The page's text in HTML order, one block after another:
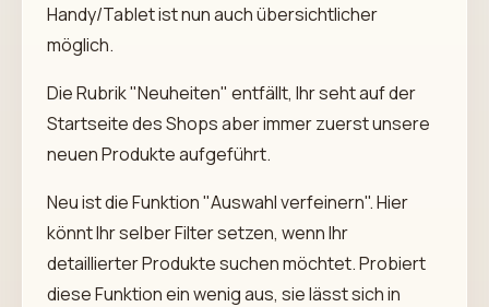
Handy/Tablet ist nun auch übersichtlicher
möglich.
Die Rubrik "Neuheiten" entfällt, Ihr seht auf der
Startseite des Shops aber immer zuerst unsere
neuen Produkte aufgeführt.
Neu ist die Funktion "Auswahl verfeinern". Hier
könnt Ihr selber Filter setzen, wenn Ihr
detaillierter Produkte suchen möchtet. Probiert
diese Funktion ein wenig aus, sie lässt sich in